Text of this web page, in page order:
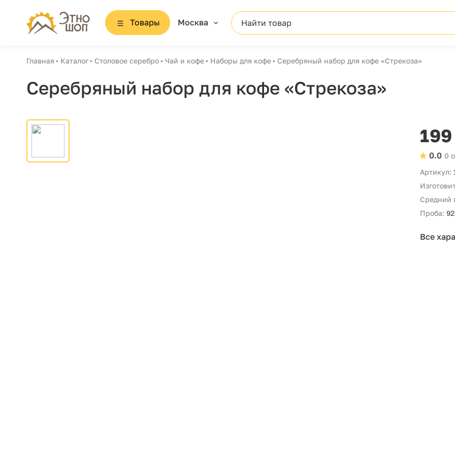
Товары Москва Найти товар
Главная Каталог Столовое серебро Чай и кофе Наборы для кофе Серебряный набор для кофе «Стрекоза»
Серебряный набор для кофе «Стрекоза»
0
0.0
Артикул:
Средний
Проба:
Все